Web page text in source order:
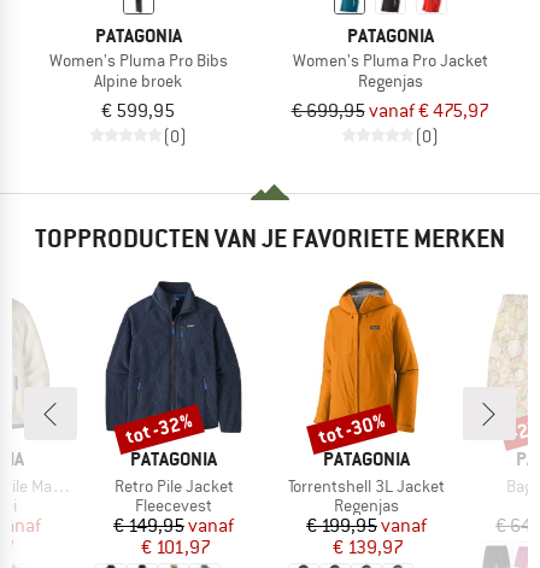
PATAGONIA
Women's Pluma Pro Bibs
Alpine broek
€ 599,95
(0)
PATAGONIA
Women's Pluma Pro Jacket
Regenjas
€ 699,95vanaf € 475,97
(0)
TOPPRODUCTEN VAN JE FAVORIETE MERKEN
prijs
MERK
PATAGONIA
Artikel
Retro Pile Jacket
Productgroep
Fleecevest
Prijs
€ 149,95Verlaagde prijs
vanaf
€ 101,97
Korting
tot -32%
MERK
PATAGONIA
Artikel
Torrentshell 3L Jacket
Productgroep
Regenjas
Prijs
€ 199,95Verlaagde prijs
vanaf
€ 139,97
Korting
tot -30%
€
-